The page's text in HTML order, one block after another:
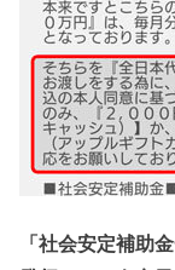
「社会安定補助